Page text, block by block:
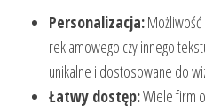
Personalizacja:Możliwość
reklamowego czy innego
unikalne i dostosowane do
Łatwy dostęp:Wiele firm